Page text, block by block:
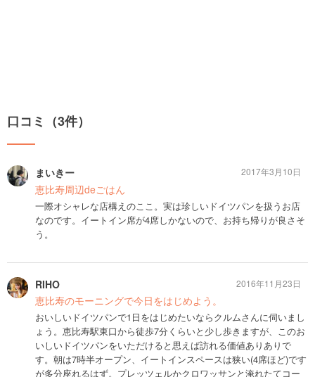
口コミ（3件）
まいきー
恵比寿周辺deごはん
一際オシャレな店構えのここ。実は珍しいドイツパンを扱うお店
なのです。イートイン席が4席しかないので、お持ち帰りが良さそ
う。
2017年3月10日
RIHO
恵比寿のモーニングで今日をはじめよう。
おいしいドイツパンで1日をはじめたいならクルムさんに伺いまし
ょう。恵比寿駅東口から徒歩7分くらいと少し歩きますが、このお
いしいドイツパンをいただけると思えば訪れる価値ありありで
す。朝は7時半オープン、イートインスペースは狭い(4席ほど)です
が多分座れるはず。プレッツェルかクロワッサンと淹れたてコー
2016年11月23日